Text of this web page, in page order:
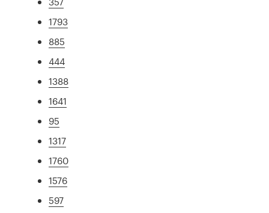
1793
885
444
1388
1641
95
1317
1760
1576
597